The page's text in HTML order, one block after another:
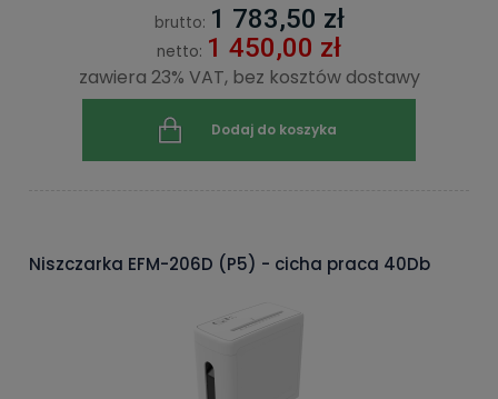
brutto: 1 783,50 zł
netto: 1 450,00 zł
zawiera 23% VAT, bez kosztów dostawy
Dodaj do koszyka
Niszczarka EFM-206D (P5) - cicha praca 40Db